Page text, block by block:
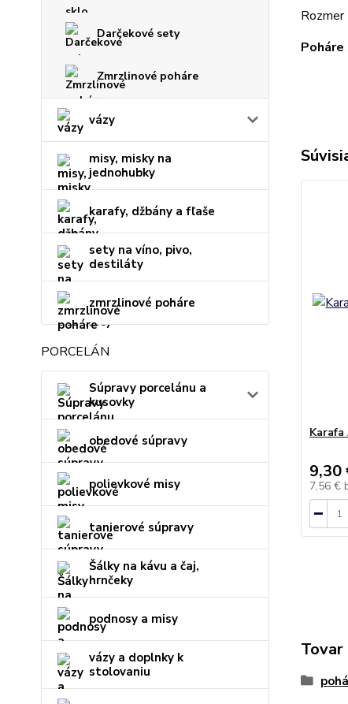
Darčekové sety
Zmrzlinové poháre
vázy
misy, misky na
jednohubky
karafy, džbány a fľaše
sety na víno, pivo,
destiláty
zmrzlinové poháre
PORCELÁN
Súpravy porcelánu a
kusovky
obedové súpravy
polievkové misy
tanierové súpravy
Šálky na kávu a čaj,
hrnčeky
podnosy a misy
vázy a doplnky k
stolovaniu
Poháre
Karafa
9,30
7,56 €
Tovar